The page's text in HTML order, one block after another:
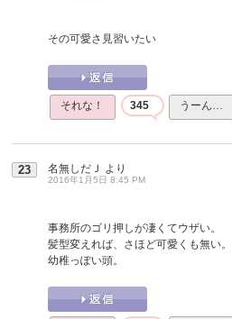
その可愛さ見習いたい
それな！ 345 うーん…
23 名無しだＪ より
2016年1月5日 8:45 PM
事務所のゴリ押しが凄くてウザい。
髪型変えれば、さほど可愛くも無い。
幼稚っぽい頭。